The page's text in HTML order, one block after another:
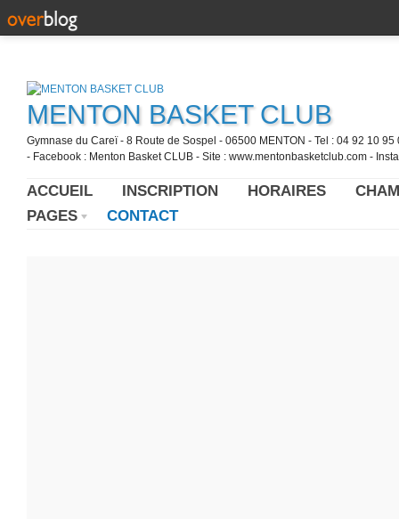
MENTON BASKET CLUB
Gymnase du Careï - 8 Route de Sospel - 06500 MENTON - Tel : 04 92 10
- Facebook : Menton Basket CLUB - Site : www.mentonbasketclub.com -
ACCUEIL INSCRIPTION HORAIRES
PAGES
CONTACT